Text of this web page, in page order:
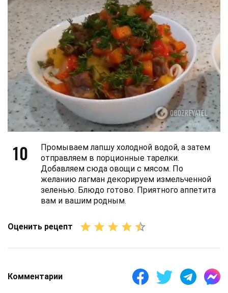
10
Промываем лапшу холодной водой, а затем
отправляем в порционные тарелки.
Добавляем сюда овощи с мясом. По
желанию лагман декорируем измельченной
зеленью. Блюдо готово. Приятного аппетита
вам и вашим родным.
Оценить рецепт
Комментарии